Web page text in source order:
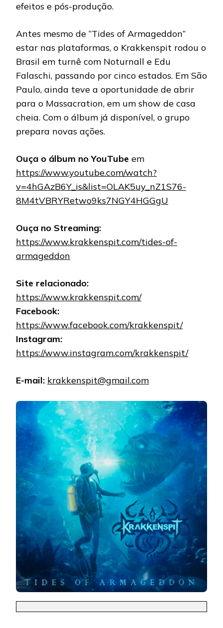
efeitos e pós-produção.
Antes mesmo de “Tides of Armageddon”
estar nas plataformas, o Krakkenspit rodou o
Brasil em turnê com Noturnall e Edu
Falaschi, passando por cinco estados. Em São
Paulo, ainda teve a oportunidade de abrir
para o Massacration, em um show de casa
cheia. Com o álbum já disponível, o grupo
prepara novas ações.
Ouça o álbum no YouTube em
https://www.youtube.com/watch?
v=4hGAzB6Y_is&list=OLAK5uy_nZ1S76-
8M4tVBRYRetwo9ks7NGY4HGGgU
Ouça no Streaming:
https://www.krakkenspit.com/tides-of-
armageddon
Site relacionado:
https://www.krakkenspit.com/
Facebook:
https://www.facebook.com/krakkenspit/
Instagram:
https://www.instagram.com/krakkenspit/
E-mail: krakkenspit@gmail.com